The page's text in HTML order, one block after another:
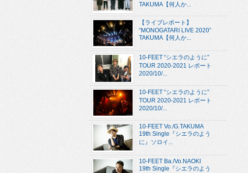
TAKUMA【何人か...
【ライブレポート】
“MONOGATARI LIVE 2020”
TAKUMA【何人か...
10-FEET “シエラのように”
TOUR 2020-2021 レポート
2020/10/...
10-FEET “シエラのように”
TOUR 2020-2021 レポート
2020/10/...
10-FEET Vo./G.TAKUMA
19th Single『シエラのよう
に』ソロイ...
10-FEET Ba./Vo.NAOKI
19th Single『シエラのよう